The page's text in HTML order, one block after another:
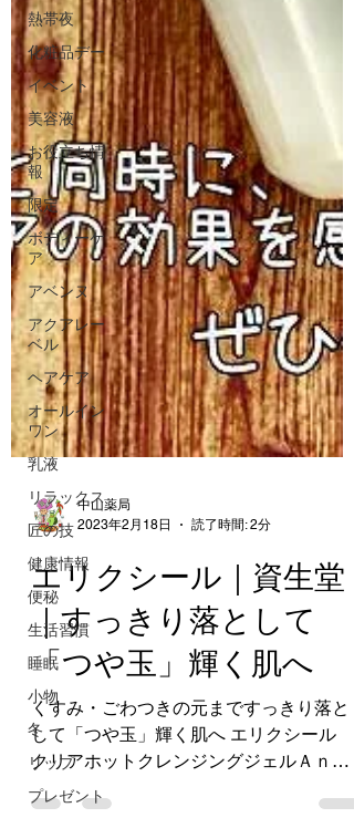
熱帯夜
化粧品デー
イベント
美容液
お役立ち情
報
限定
ボディーケ
ア
アベンヌ
アクアレー
ベル
ヘアケア
オールイン
ワン
乳液
リラックス
匠の技
健康情報
便秘
生活習慣
睡眠
小物
冬
リップ
プレゼント
2023年2月18日
読了時間: 2分
エリクシール｜資生堂
｜すっきり落として
「つや玉」輝く肌へ
くすみ・ごわつきの元まですっきり落と
クリアホットクレンジングジェルＡｎ